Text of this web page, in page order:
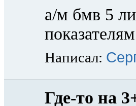
а/м бмв 5
Написал:
Где-то на